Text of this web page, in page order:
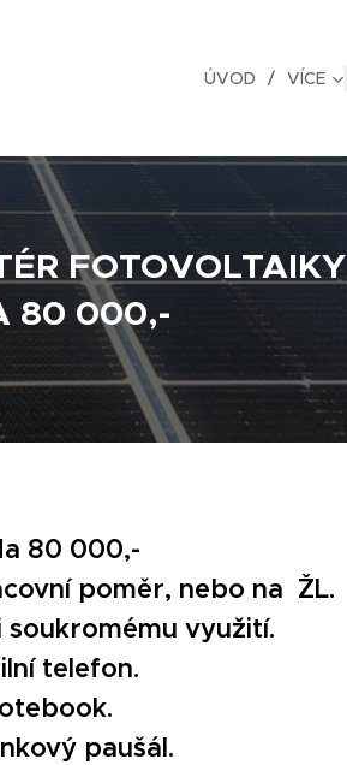
ÚVOD VÍCE
FOTOVOLTAIKY
80 000,-
80 000,-
poměr, nebo na ŽL.
soukromému využití.
telefon.
paušál.